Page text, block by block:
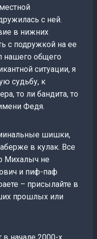
с ней.
в нижних
с подружкой на ее
нашего общего
ситуации, я
судьбу, к
то ли бандита, то
Федя.
шишки,
в кулак. Все
Михалыч не
и пиф-паф
– присылайте в
прошлых или